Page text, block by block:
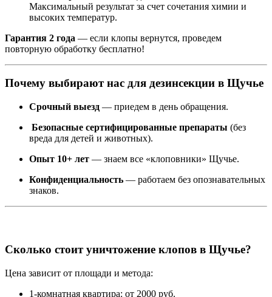
Максимальный результат за счет сочетания химии и
высоких температур.
Гарантия 2 года — если клопы вернутся, проведем
повторную обработку бесплатно!
Почему выбирают нас для дезинсекции в Щучье
Срочный выезд — приедем в день обращения.
Безопасные сертифицированные препараты (без
вреда для детей и животных).
Опыт 10+ лет — знаем все «клоповники» Щучье.
Конфиденциальность — работаем без опознавательных
знаков.
Сколько стоит уничтожение клопов в Щучье?
Цена зависит от площади и метода:
1-комнатная квартира: от 2000 руб.